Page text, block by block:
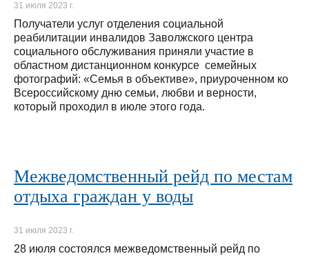
31 июля 2023 г.
Получатели услуг отделения социальной
реабилитации инвалидов Заволжского центра
социального обслуживания приняли участие в
областном дистанционном конкурсе семейных
фотографий: «Семья в объективе», приуроченном ко
Всероссийскому дню семьи, любви и верности,
который проходил в июле этого года.
Межведомственный рейд по местам
отдыха граждан у воды
31 июля 2023 г.
28 июля состоялся межведомственный рейд по